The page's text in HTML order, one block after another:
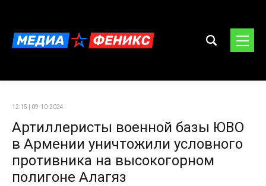
12:15 | 09-10-2024
Артиллеристы военной базы ЮВО
в Армении уничтожили условного
противника на высокогорном
полигоне Алагяз